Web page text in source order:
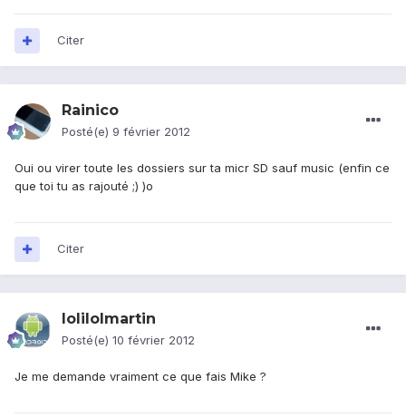
Citer
Rainico
Posté(e) 9 février 2012
Oui ou virer toute les dossiers sur ta micr SD sauf music (enfin ce
que toi tu as rajouté ;) )o
Citer
lolilolmartin
Posté(e) 10 février 2012
Je me demande vraiment ce que fais Mike ?